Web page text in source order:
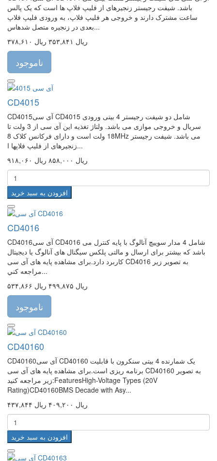
باشد. شیفت رجیستر زنجیرهای از فلیپ فلاپ ها است که یک پالس
ساعت مشترک دارند و خروجی هر فلیپ فلاپ، به ورودی فلیپ فلاپ
بعدی در زنجیره متصل شدهاس...
۳۷۸,۶۱۰ ریال ۳۵۳,۸۴۱ ریال
ناموجود
CD4015
CD4015آی سی CD4015 شامل دو شیفت رجیستر 4 بیتی ورودی
سریال و خروجی موازی می باشد. ولتاژ تغذیه این آی سی از 3 ولت تا
18 ولت است و دارای فرکانس کلاک 8MHz می باشد. شیفت رجیستر
زنجیرهای از فلیپ فلاپها ا...
۹۱۸,۰۶۰ ریال ۸۵۸,۰۰۰ ریال
افزودن به سبد خرید
CD4016
CD4016آی سی CD4016 شامل 4 مدار سوییچ آنالوگ با پایه کنترل می
باشد که بیشتر برای ارسال و مالتی پلکس سیگنال های آنالوگ یا دیجیتال
کاربرد دارد.برای مشاهده پایه های آی سی CD4016 به تصویر زیر
مراجعه کني...
۵۳۴,۸۶۶ ریال ۴۹۹,۸۷۵ ریال
ناموجود
CD40160
CD40160آی سی CD40160 یک شمارنده 4 بیتی سنکرون با قابلیت
برنامه ریزی است.برای مشاهده پایه های آی سی CD40160 به تصویر
زیر مراجعه کنید:FeaturesHigh-Voltage Types (20V
Rating)CD40160BMS Decade with Asy...
۴۳۷,۸۴۴ ریال ۴۰۹,۲۰۰ ریال
افزودن به سبد خرید